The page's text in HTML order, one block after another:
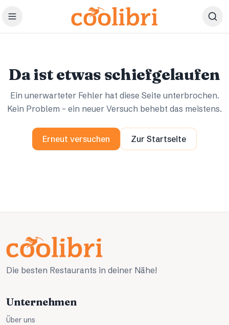
Zum Hauptinhalt springen
Da ist etwas schiefgelaufen
Ein unerwarteter Fehler hat diese Seite unterbrochen.
Kein Problem – ein neuer Versuch behebt das meistens.
Erneut versuchen Zur Startseite
Die besten Restaurants in deiner Nähe!
Unternehmen
Über uns